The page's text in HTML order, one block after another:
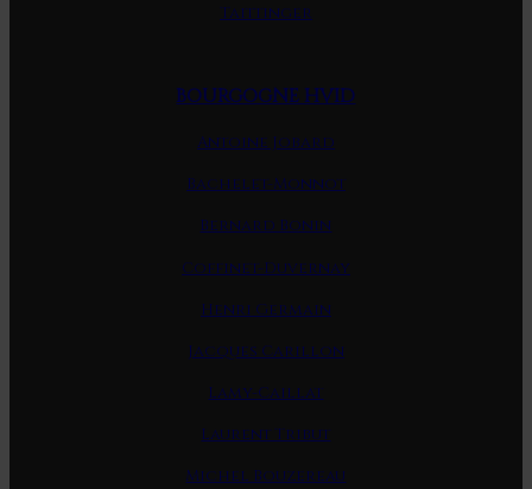
Taittinger
BOURGOGNE HVID
Antoine Jobard
Bachelet-Monnot
Bernard Bonin
Coffinet-Duvernay
Henri Germain
Jacques Carillon
Lamy-Caillat
Laurent Tribut
Michel Bouzereau